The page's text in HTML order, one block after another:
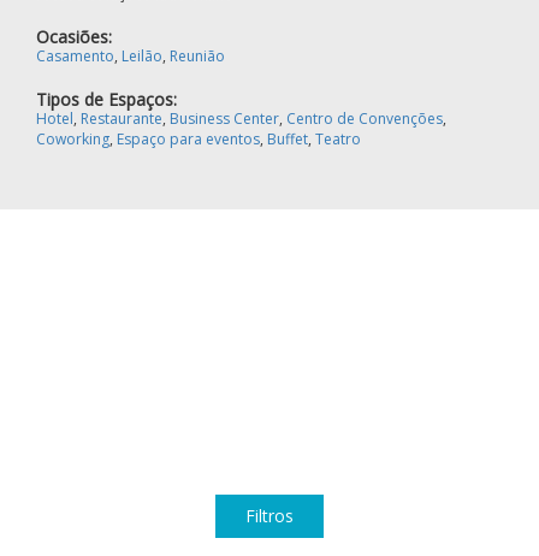
Filtros
Ocasiões:
Casamento, Leilão, Reunião
Tipos de Espaços:
Hotel, Restaurante, Business Center, Centro de Convenções,
Coworking, Espaço para eventos, Buffet, Teatro